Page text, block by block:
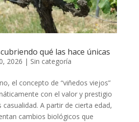
qué las hace únicas
2026 | Sin categoría
el concepto de “viñedos viejos”
con el valor y prestigio
casualidad. A partir de cierta edad,
cambios biológicos que